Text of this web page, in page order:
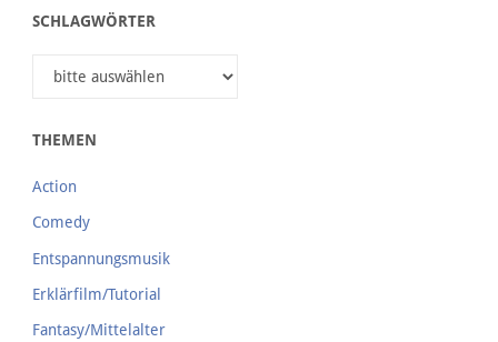
SCHLAGWÖRTER
THEMEN
Action
Comedy
Entspannungsmusik
Erklärfilm/Tutorial
Fantasy/Mittelalter